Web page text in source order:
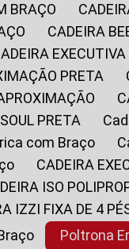
BRAÇO
CADEIRA
CADEIRA
PRETA
PRETA
com Braço
CADEIRA
ISO
IZZI FIXA DE 4
Poltrona